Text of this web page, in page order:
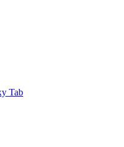
Tab